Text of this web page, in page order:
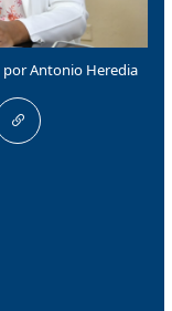
por Antonio Heredia